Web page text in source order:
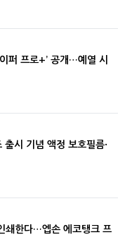
퍼 프로+’ 공개…예열 시
시 기념 액정 보호필름·
쇄한다…엡손 에코탱크 프